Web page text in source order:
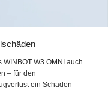
W3 OMNI auch
– für den
ein Schaden